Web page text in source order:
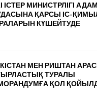
ІСТЕР МИНИСТРЛІГІ АДАМ
ҚАРСЫ ІС-
КҮШЕЙТУДЕ
МЕН РИШТАН
ТУРАЛЫ
ҚОЛ